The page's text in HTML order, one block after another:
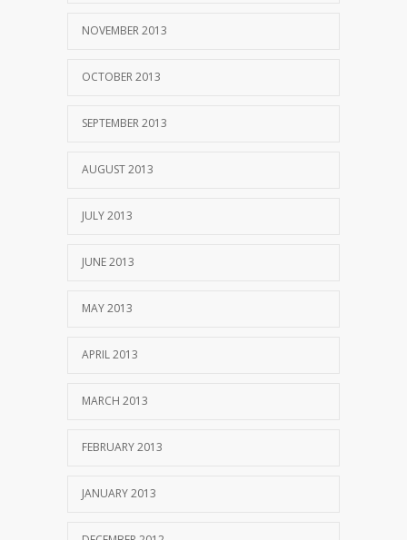
NOVEMBER 2013
OCTOBER 2013
SEPTEMBER 2013
AUGUST 2013
JULY 2013
JUNE 2013
MAY 2013
APRIL 2013
MARCH 2013
FEBRUARY 2013
JANUARY 2013